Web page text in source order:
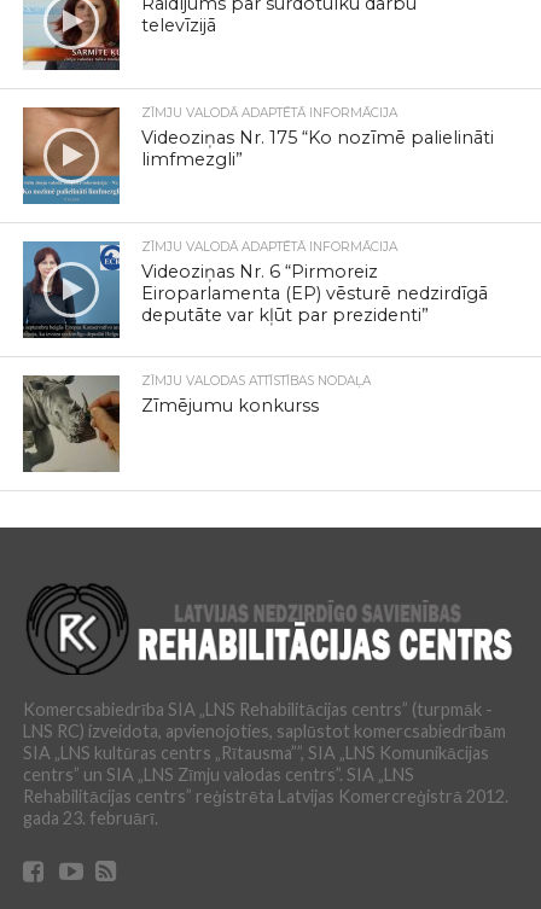
televīzijā
ZĪMJU VALODĀ ADAPTĒTĀ INFORMĀCIJA
Videoziņas Nr. 175 “Ko nozīmē palielināti
limfmezgli”
ZĪMJU VALODĀ ADAPTĒTĀ INFORMĀCIJA
Videoziņas Nr. 6 “Pirmoreiz
Eiroparlamenta (EP) vēsturē nedzirdīgā
deputāte var kļūt par prezidenti”
ZĪMJU VALODAS ATTĪSTĪBAS NODAĻA
Zīmējumu konkurss
Komercsabiedrība SIA „LNS Rehabilitācijas centrs” (turpmāk -
LNS RC) izveidota, apvienojoties, saplūstot komercsabiedrībām
SIA „LNS kultūras centrs „Rītausma””, SIA „LNS Komunikācijas
centrs” un SIA „LNS Zīmju valodas centrs”. SIA „LNS
Rehabilitācijas centrs” reģistrēta Latvijas Komercreģistrā 2012.
gada 23. februārī.